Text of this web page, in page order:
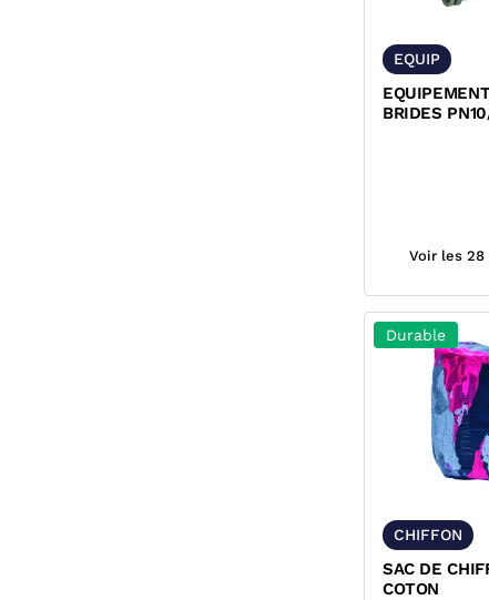
EQUIP
BRIDES
Voir les
Durable
CHIFFON
SAC DE
COTON